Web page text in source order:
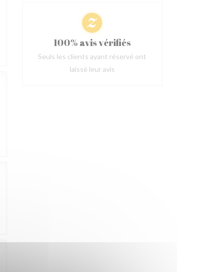
100% avis vérifiés
Seuls les clients ayant réservé ont
laissé leur avis